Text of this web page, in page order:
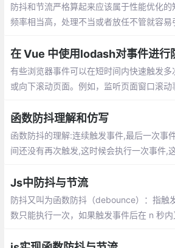
防抖和节流严格算起来应该属于性能优化
频率相当高，处理不当或者放任不管就容易
在 Vue 中使用lodash对事件进行
有些浏览器事件可以在短时间内快速触发
或向下滚动页面。例如，监听页面窗口滚
能会导致一些严重的性能问题
函数防抖理解和仿写
函数防抖的理解:连续触发事件,最后一次事
间还没有再次触发,这时候会执行一次事件,
Js中防抖与节流
防抖又叫为函数防抖（debounce）：指触
数只能执行一次，如果触发事件后在 n 秒
croll，mousemove ,mousehover